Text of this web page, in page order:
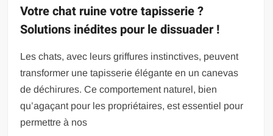
Votre chat ruine votre tapisserie ?
Solutions inédites pour le dissuader !
Les chats, avec leurs griffures instinctives, peuvent
transformer une tapisserie élégante en un canevas
de déchirures. Ce comportement naturel, bien
qu’agaçant pour les propriétaires, est essentiel pour
permettre à nos